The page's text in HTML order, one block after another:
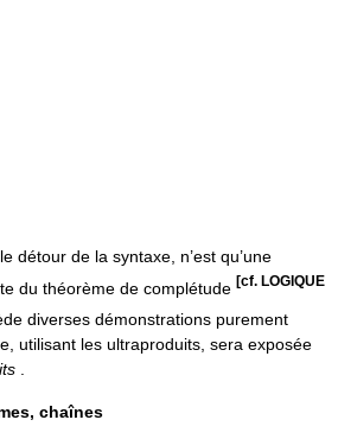
détour de la syntaxe, n’est qu’une
du théorème de complétude [cf. LOGIQUE
diverses démonstrations purement
utilisant les ultraproduits, sera exposée
chaînes